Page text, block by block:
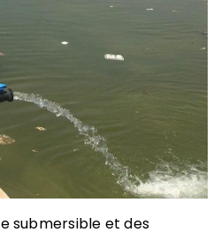
submersible et des